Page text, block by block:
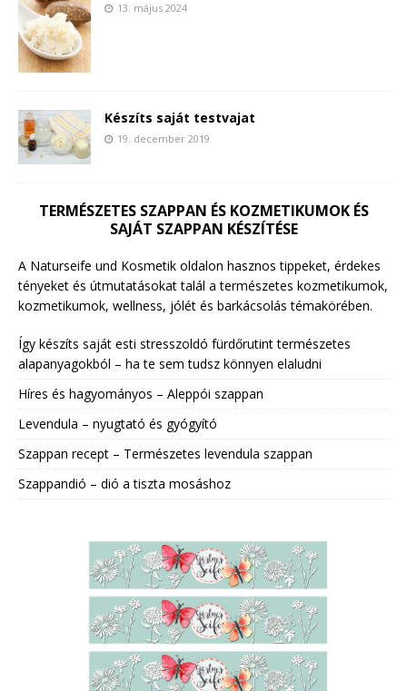
13. május 2024
Készíts saját testvajat
19. december 2019
TERMÉSZETES SZAPPAN ÉS KOZMETIKUMOK ÉS
SAJÁT SZAPPAN KÉSZÍTÉSE
A Naturseife und Kosmetik oldalon hasznos tippeket, érdekes
tényeket és útmutatásokat talál a természetes kozmetikumok,
kozmetikumok, wellness, jólét és barkácsolás témakörében.
Így készíts saját esti stresszoldó fürdőrutint természetes
alapanyagokból – ha te sem tudsz könnyen elaludni
Híres és hagyományos – Aleppói szappan
Levendula – nyugtató és gyógyító
Szappan recept – Természetes levendula szappan
Szappandió – dió a tiszta mosáshoz